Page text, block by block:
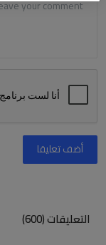
أضف تعليقا
التعليقات (600)